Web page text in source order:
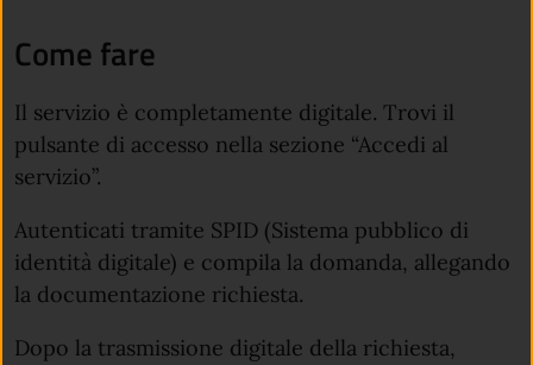
Come fare
Il servizio è completamente digitale. Trovi il
pulsante di accesso nella sezione “Accedi al
servizio”.
Autenticati tramite SPID (Sistema pubblico di
identità digitale) e compila la domanda, allegando
la documentazione richiesta.
Dopo la trasmissione digitale della richiesta,